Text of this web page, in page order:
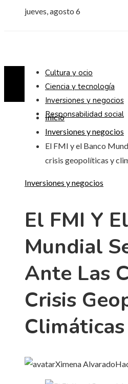
jueves, agosto 6
Cultura y ocio
Ciencia y tecnología
Inversiones y negocios
Responsabilidad social
Inicio
Inversiones y negocios
El FMI y el Banco
crisis geopolíticas y
Inversiones y negocios
El FMI Y
Mundial
Ante Las
Crisis
Ximena Alvarado